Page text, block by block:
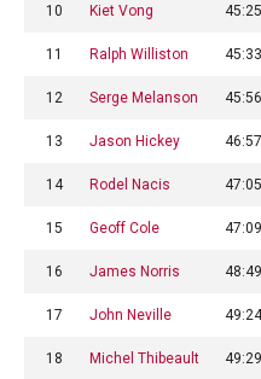
10 Kiet Vong 45:25
11 Ralph Williston 45:33
12 Serge Melanson 45:56
13 Jason Hickey 46:57
14 Rodel Nacis 47:05
15 Geoff Cole 47:09
16 James Norris 48:49
17 John Neville 49:24
18 Michel Thibeault 49:29